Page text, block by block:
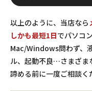
以上のように、当店なら
しかも最短1日でパソコ
Mac/Windows問わず、
ル、起動不良…さまざま
諦める前に一度ご相談く